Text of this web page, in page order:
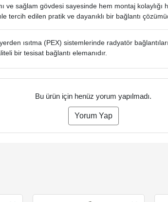
ve sağlam gövdesi sayesinde hem montaj kolaylığı
tercih edilen pratik ve dayanıklı bir bağlantı
, yerden ısıtma (PEX) sistemlerinde radyatör
bir tesisat bağlantı elemanıdır.
Bu ürün için henüz yorum yapılmadı.
Yorum Yap